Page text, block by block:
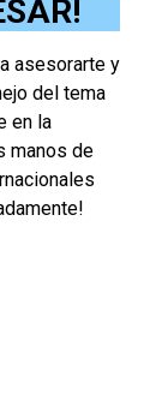
asesorarte y
del tema
en la
manos de